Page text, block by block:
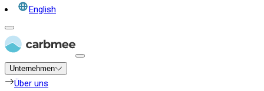
English
Unternehmen
Über uns